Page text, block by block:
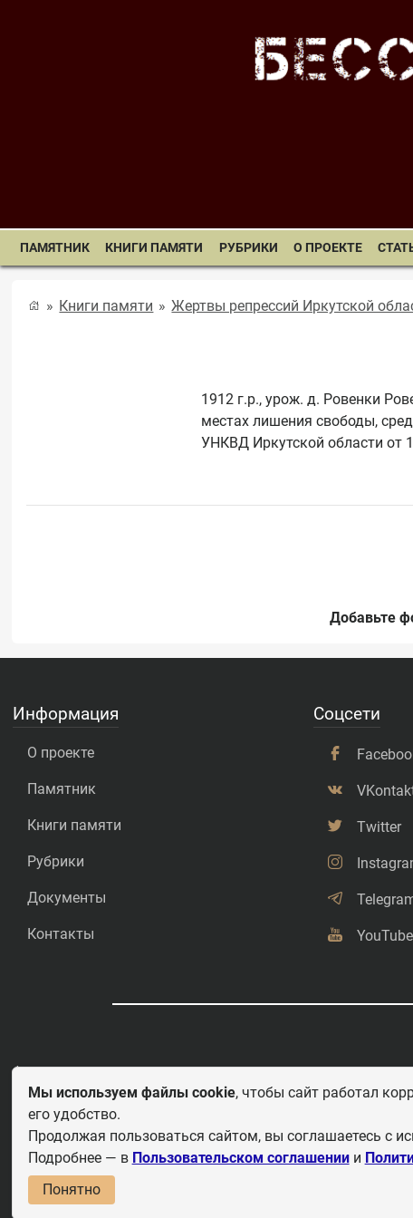
ПАМЯТНИК КНИГИ ПАМЯТИ РУБРИКИ О ПРОЕКТЕ
Книги памяти Жертвы репрессий Иркутской
1912 г.р., урож. д. Ровенки
местах лишения свободы,
Добавьте
Информация
О проекте
Памятник
Книги памяти
Рубрики
Документы
Контакты
Соцсети
Twitter
YouTube
Любое использование и перепечатка материалов
этих важных страницах истории должны быть свободными для
рассказывать детям.
Мы используем файлы cookie, чтобы сайт работал
его удобство.
Продолжая пользоваться сайтом, вы соглашаетесь с
Подробнее — в Пользовательском соглашениии
Понятно